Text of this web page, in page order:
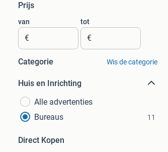
Prijs
van
€
tot
€
Categorie Wis de categorie
Huis en Inrichting
Alle advertenties
Bureaus
11
Direct Kopen